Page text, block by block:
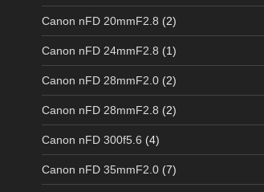
Canon nFD 20mmF2.8 (2)
Canon nFD 24mmF2.8 (1)
Canon nFD 28mmF2.0 (2)
Canon nFD 28mmF2.8 (2)
Canon nFD 300f5.6 (4)
Canon nFD 35mmF2.0 (7)